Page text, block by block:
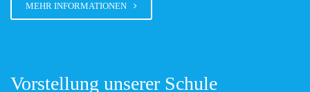
MEHR INFORMATIONEN
Vorstellung unserer Schule